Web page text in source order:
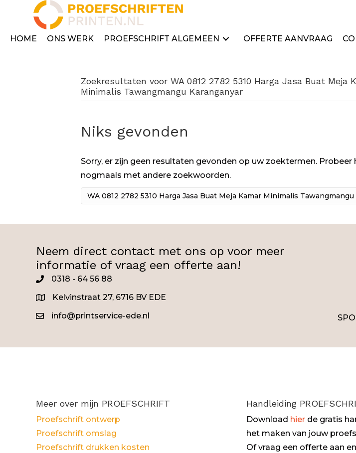
HOME ONS WERK PROEFSCHRIFT ALGEMEEN OFFERTE AANVRAAG
Zoekresultaten voor WA 0812 2782 5310 Harga Jasa Buat Meja
Minimalis Tawangmangu Karanganyar
Niks gevonden
Sorry, er zijn geen resultaten gevonden op uw zoektermen. Probeer
nogmaals met andere zoekwoorden.
Neem direct contact met ons op voor meer
informatie of vraag een offerte aan!
03450318 - 64 56 88
Kelvinstraat 27, 6716 BV EDE
info@printservice-ede.nl
Meer over mijn PROEFSCHRIFT
Proefschrift ontwerp
Proefschrift omslag
Proefschrift drukken kosten
Handleiding
Download hierde gratis
het maken van jouw
Of vraag een offerte aan